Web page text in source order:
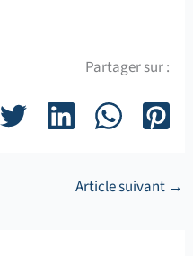
Partager sur :
Article suivant →